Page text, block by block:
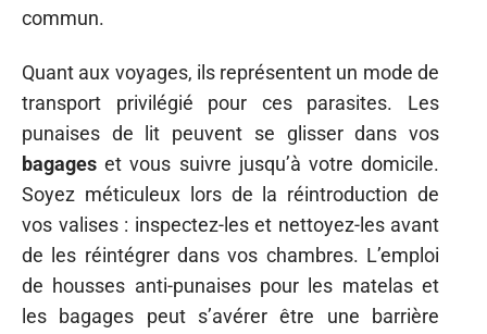
commun.
Quant aux voyages, ils représentent un mode de
transport privilégié pour ces parasites. Les
punaises de lit peuvent se glisser dans vos
bagages et vous suivre jusqu’à votre domicile.
Soyez méticuleux lors de la réintroduction de
vos valises : inspectez-les et nettoyez-les avant
de les réintégrer dans vos chambres. L’emploi
de housses anti-punaises pour les matelas et
les bagages peut s’avérer être une barrière